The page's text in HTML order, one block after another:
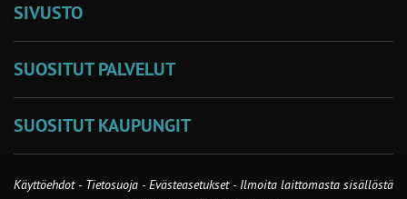
SIVUSTO
SUOSITUT PALVELUT
SUOSITUT KAUPUNGIT
Käyttöehdot - Tietosuoja -Evästeasetukset- Ilmoita laittomasta sisällöstä